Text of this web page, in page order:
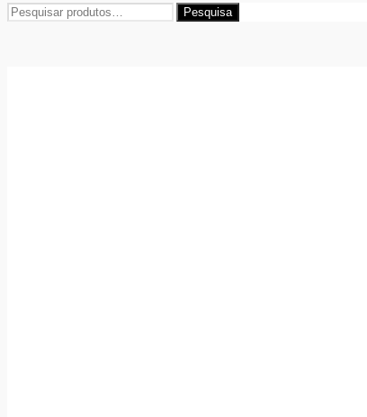
Pesquisar
por:
Pesquisa